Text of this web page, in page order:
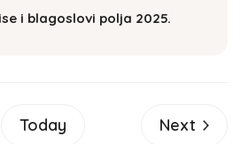
i blagoslovi polja 2025.
Today Next
Events